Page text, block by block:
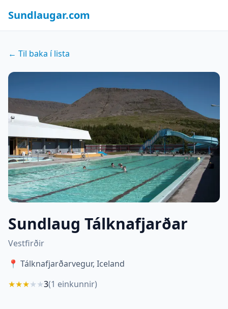
Sundlaugar.com
← Til baka í lista
Sundlaug Tálknafjarðar
Vestfirðir
📍 Tálknafjarðarvegur, Iceland
★★★★★3(1 einkunnir)